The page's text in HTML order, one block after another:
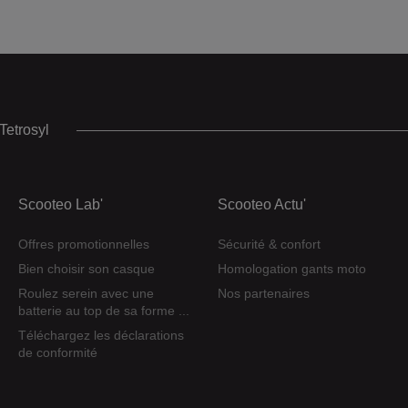
Scooteo Lab'
Offres promotionnelles
Bien choisir son casque
Roulez serein avec une
batterie au top de sa forme ...
Téléchargez les déclarations
de conformité
Scooteo Actu'
Sécurité & confort
Homologation gants moto
Nos partenaires